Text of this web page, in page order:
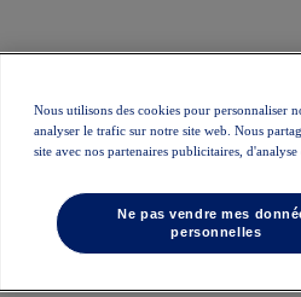
Nous utilisons des cookies pour personnaliser
analyser le trafic sur notre site web. Nous
site avec nos partenaires publicitaires, d'analyse
Ne pas vendre mes
personnelles